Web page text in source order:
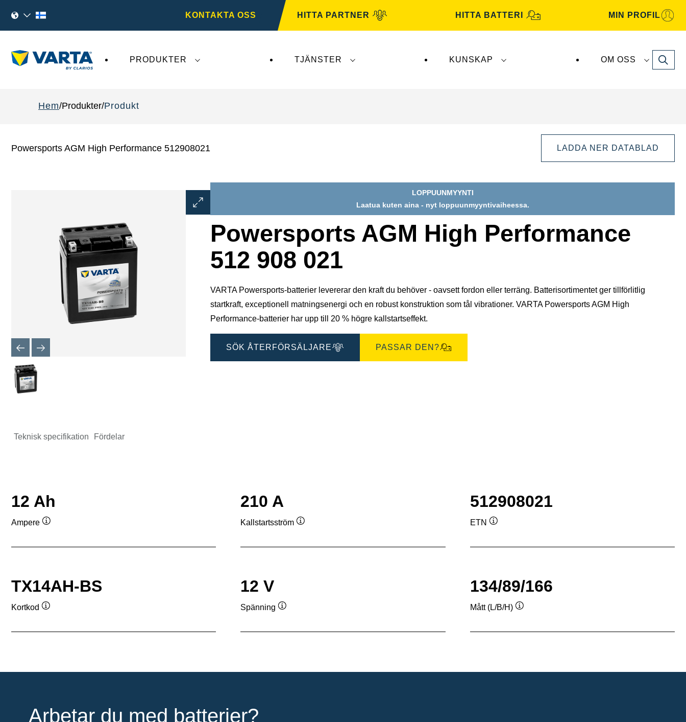
KONTAKTA OSS HITTA PARTNER HITTA BATTERI MIN PROFIL
PRODUKTER TJÄNSTER KUNSKAP OM OSS Search
Hem Produkter Produkt
Powersports AGM High Performance 512908021 LADDA NER DATABLAD
Öppna
bilddialog
LOPPUUNMYYNTI
Laatua kuten aina - nyt loppuunmyyntivaiheessa.
Powersports AGM High Performance
512 908 021
VARTA Powersports-batterier levererar den kraft du behöver - oavsett fordon eller terräng. Batterisortimentet ger tillförlitlig
startkraft, exceptionell matningsenergi och en robust konstruktion som tål vibrationer. VARTA Powersports AGM High
Performance-batterier har upp till 20 % högre kallstartseffekt.
SÖK ÅTERFÖRSÄLJARE PASSAR DEN?
Teknisk specifikation Fördelar
12 Ah
Ampere
210 A
Kallstartsström
512908021
ETN
TX14AH-BS
Kortkod
12 V
Spänning
134/89/166
Mått (L/B/H)
Arbetar du med batterier?